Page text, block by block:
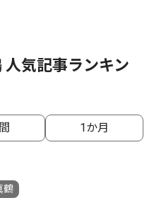
気記事ランキン
1か月
鶴